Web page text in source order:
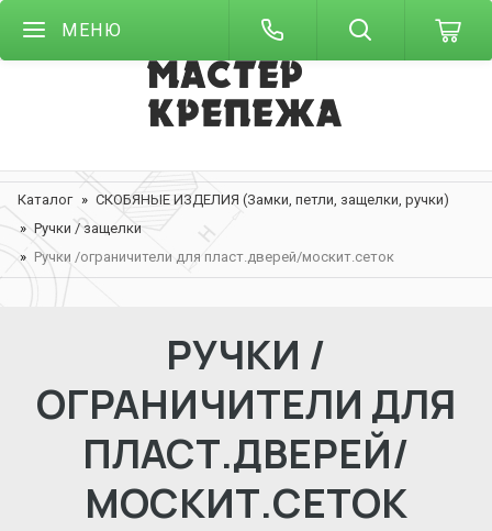
МЕНЮ
Каталог
СКОБЯНЫЕ ИЗДЕЛИЯ (Замки, петли, защелки, ручки)
Ручки / защелки
Ручки /ограничители для пласт.дверей/москит.сеток
РУЧКИ /
ОГРАНИЧИТЕЛИ ДЛЯ
ПЛАСТ.ДВЕРЕЙ/
МОСКИТ.СЕТОК